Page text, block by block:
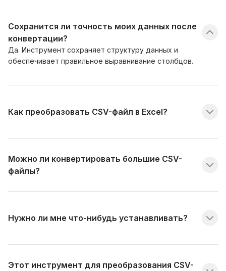
Сохранится ли точность моих данных после
конвертации?
Да. Инструмент сохраняет структуру данных и
обеспечивает правильное выравнивание столбцов.
Как преобразовать CSV-файл в Excel?
Можно ли конвертировать большие CSV-
файлы?
Нужно ли мне что-нибудь устанавливать?
Этот инструмент для преобразования CSV-